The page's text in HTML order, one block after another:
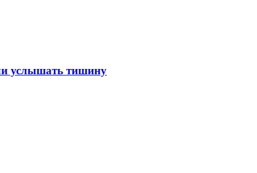
услышать тишину